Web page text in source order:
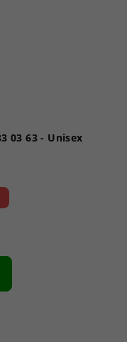
Reebok sluneční brýle RVZ233 03 63 - Unisex